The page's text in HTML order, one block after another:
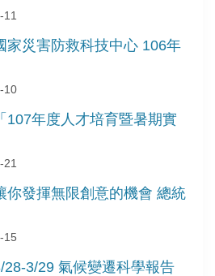
家災害防救科技中心 106年
10
107年度人才培育暨暑期實
你發揮無限創意的機會 總統
15
3/29 氣候變遷科學報告